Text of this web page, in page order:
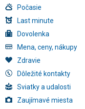
Počasie
Last minute
Dovolenka
Mena, ceny, nákupy
Zdravie
Dôležité kontakty
Sviatky a udalosti
Zaujímavé miesta